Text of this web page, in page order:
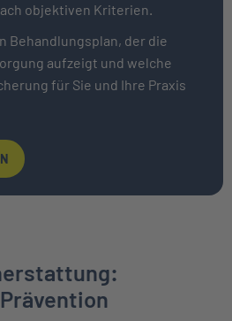
objektiven Kriterien.
Behandlungsplan, der die
aufzeigt und welche
für Sie und Ihre Praxis